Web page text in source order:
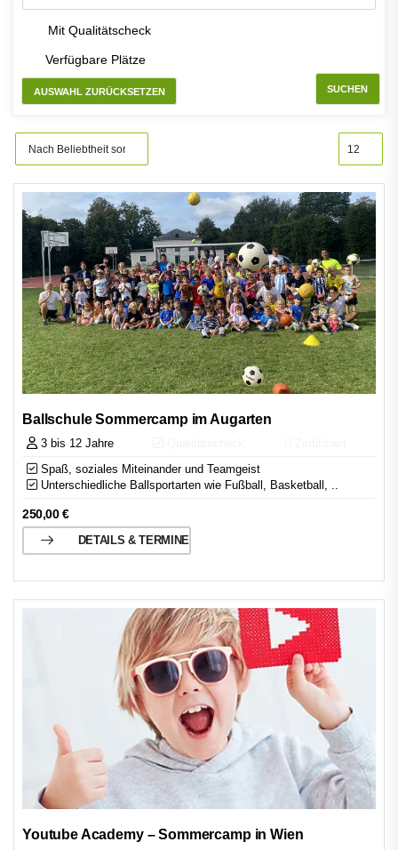
Mit Qualitätscheck
Verfügbare Plätze
AUSWAHL ZURÜCKSETZEN SUCHEN
Ballschule Sommercamp im Augarten
3 bis 12 Jahre
Spaß, soziales Miteinander und Teamgeist
Unterschiedliche Ballsportarten wie Fußball, Basketball, ..
250,00€
DETAILS & TERMINE
Youtube Academy – Sommercamp in Wien